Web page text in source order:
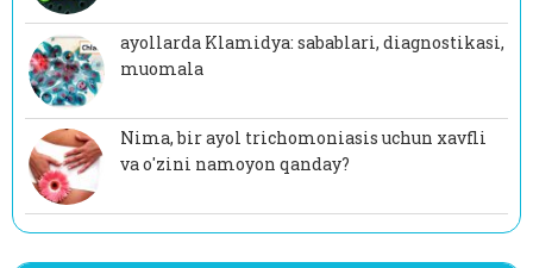
ayollarda Klamidya: sabablari, diagnostikasi,
muomala
Nima, bir ayol trichomoniasis uchun xavfli
va o'zini namoyon qanday?